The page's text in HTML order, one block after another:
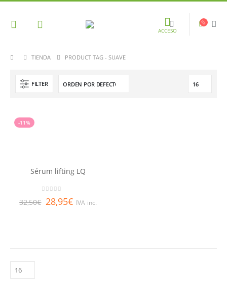
ACCESO
TIENDA PRODUCT TAG - SUAVE
FILTER
-11%
Sérum lifting LQ
32,50€ 28,95€ IVA inc.